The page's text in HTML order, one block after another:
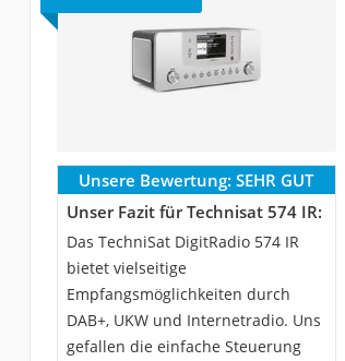
Unsere Bewertung: SEHR GUT
Unser Fazit für Technisat 574 IR:
Das TechniSat DigitRadio 574 IR
bietet vielseitige
Empfangsmöglichkeiten durch
DAB+, UKW und Internetradio. Uns
gefallen die einfache Steuerung